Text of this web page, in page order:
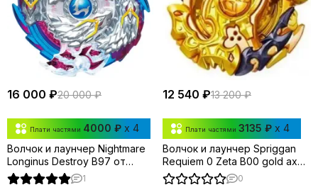
16 000 ₽20 000 ₽
Плати частями 4000 ₽ x 4
Волчок и лаунчер Nightmare
Longinus Destroy B97 от
Takara Tomy
1
12 540 ₽13 200 ₽
Плати частями 3135 ₽ x 4
Волчок и лаунчер Spriggan
Requiem 0 Zeta B00 gold axe
ver. от Takara Tomy
0